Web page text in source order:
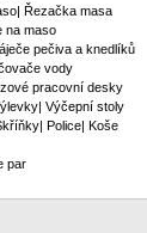
Řezačka masa
na maso
pečiva a knedlíků
vody
pracovní desky
Výčepní stoly
Police| Koše
par